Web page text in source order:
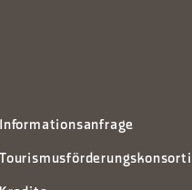
Informationsanfrage